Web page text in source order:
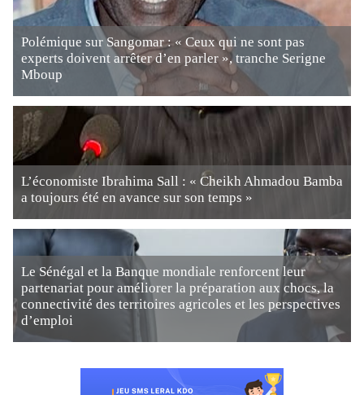
Polémique sur Sangomar : « Ceux qui ne sont pas
experts doivent arrêter d’en parler », tranche Serigne
Mboup
L’économiste Ibrahima Sall : « Cheikh Ahmadou Bamba
a toujours été en avance sur son temps »
Le Sénégal et la Banque mondiale renforcent leur
partenariat pour améliorer la préparation aux chocs, la
connectivité des territoires agricoles et les perspectives
d’emploi